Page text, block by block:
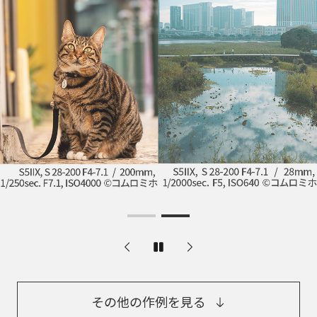
その他の作例を見る